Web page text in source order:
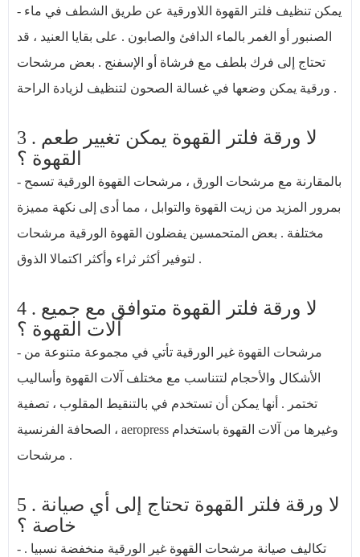
- يمكن تنظيف فلتر القهوة اللاورقية عن طريق الشطف في ماء
الصنبور أو الغمر بالماء الدافئ والصابون . على بقايا العنيد ، قد
تحتاج إلى فرك بلطف مع فرشاة أو الإسفنج . بعض مرشحات
ورقية يمكن وضعها في غسالة الصحون لتنظيف لزيادة الراحة .
3 . لا ورقة فلتر القهوة يمكن تغيير طعم
القهوة ؟
- بالمقارنة مع مرشحات الورق ، مرشحات القهوة الورقية تسمح
بمرور المزيد من زيت القهوة والتوابل ، مما أدى إلى نكهة مميزة
مختلفة . بعض المتحمسين يفضلون القهوة الورقية مرشحات
لتوفير أكثر ثراء وأكثر اكتمالا الذوق .
4 . لا ورقة فلتر القهوة متوافق مع جميع
آلات القهوة ؟
- مرشحات القهوة غير الورقية تأتي في مجموعة متنوعة من
الأشكال والأحجام لتتناسب مع مختلف آلات القهوة وأساليب
تختمر . أنها يمكن أن تستخدم في بالتنقيط المقلوب ، تصفية
الصحافة الفرنسية ، aeropress وغيرها من آلات القهوة باستخدام
مرشحات .
5 . لا ورقة فلتر القهوة تحتاج إلى أي صيانة
خاصة ؟
- تكاليف صيانة مرشحات القهوة غير الورقية منخفضة نسبيا .